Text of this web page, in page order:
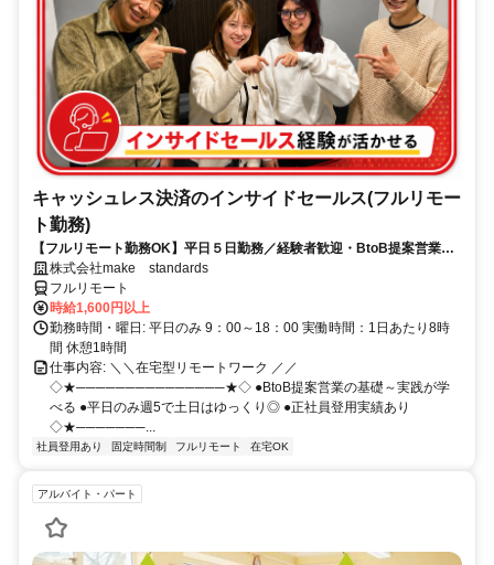
キャッシュレス決済のインサイドセールス(フルリモー
ト勤務)
【フルリモート勤務OK】平日５日勤務／経験者歓迎・BtoB提案営業で
スキルアップ
株式会社make standards
フルリモート
時給1,600円以上
勤務時間・曜日: 平日のみ 9：00～18：00 実働時間：1日あたり8時
間 休憩1時間
仕事内容: ＼＼在宅型リモートワーク ／／
◇★───────────────★◇ ●BtoB提案営業の基礎～実践が学
べる ●平日のみ週5で土日はゆっくり◎ ●正社員登用実績あり
◇★───────...
社員登用あり 固定時間制 フルリモート 在宅OK
アルバイト・パート